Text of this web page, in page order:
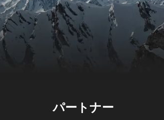
パートナー